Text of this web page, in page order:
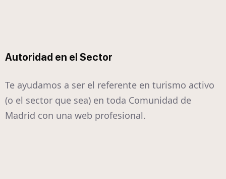
Autoridad en el Sector
Te ayudamos a ser el referente en turismo activo
(o el sector que sea) en toda Comunidad de
Madrid con una web profesional.